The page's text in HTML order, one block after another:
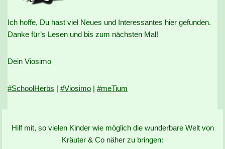
Ich hoffe, Du hast viel Neues und Interessantes hier gefunden.
Danke für’s Lesen und bis zum nächsten Mal!
Dein Viosimo
#SchoolHerbs | #Viosimo | #meTium
Hilf mit, so vielen Kinder wie möglich die wunderbare Welt von
Kräuter & Co näher zu bringen: